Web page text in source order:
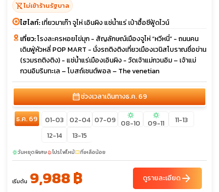
shopping_cart_offไม่เข้าร้านรัฐบาล
ไฮไลท์:เที่ยวมาเก๊า จูไห่ เอินผิง แช่น้ำแร่ เป๋าฮื้อซีฟู้ดไวน์
เที่ยว:โรงละครหอยไข่มุก - สัญลักษณ์เมืองจูไห่ “หวีหนี่” - ถนนคน
เดินฟู่หัวหลี่ POP MART - นั่งรถติงติงเที่ยวเมืองเวนิสโบราณชื่อข่าน
(รวมรถติงติง) - แช่น้ำแร่เมืองเอินผิง - วัดเจ้าแม่กวนอิม – เจ้าแม่
กวนอิมริมทะเล – โบสถ์เซนต์พอล – The venetian
calendar_monthช่วงเวลาเดินทางธ.ค. 69
ธ.ค. 69 01-03 02-04 07-09 sunny
08-10
sunny
09-11
11-13
12-14
13-15
sunnyวันหยุดพิเศษlocal_fire_departmentโปรไฟไหม้confirmation_numberที่เหลือน้อย
เริ่มต้น 9,988 ฿ ดูรายละเอียดarrow_forward